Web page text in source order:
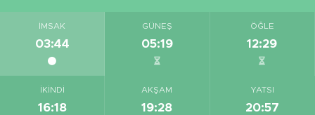
İMSAK
03:44
GÜNEŞ
05:19
ÖĞLE
12:29
İKINDI
16:18
AKŞAM
19:28
YATSI
20:57